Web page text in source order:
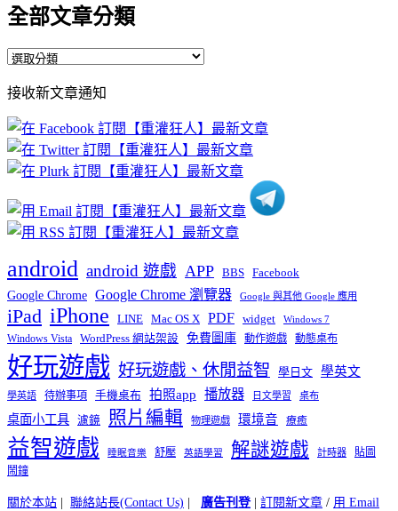
全部文章分類
全
文
章
分
類
接收新文章通知
android android 遊戲 APP BBS Facebook
Google Chrome Google Chrome 瀏覽器 Google 與其他 Google 應用
iPad iPhone LINE Mac OS X PDF widget Windows 7
Windows Vista WordPress 網站架設 免費圖庫 動作遊戲 動態桌布
好玩遊戲 好玩遊戲、休閒益智 學日文 學英文
學英語 待辦事項 手機桌布 拍照app 播放器 日文學習 桌布
桌面小工具 濾鏡 照片編輯 物理遊戲 環境音 療癒
益智遊戲 睡眠音樂 舒壓 英語學習 解謎遊戲 計時器
貼圖
鬧鐘
關於本站 | 聯絡站長(Contact Us) | 廣告刊登| 訂閱新文章 / 用 Email